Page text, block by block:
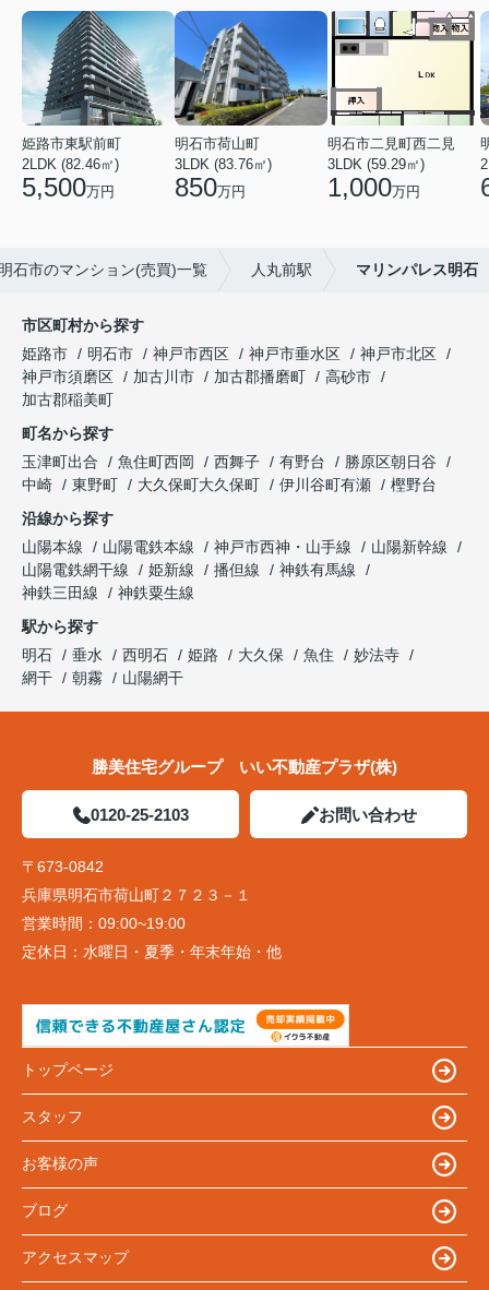
姫路市東駅前町
2LDK (82.46㎡)
5,500万円
明石市荷山町
3LDK (83.76㎡)
850万円
明石市二見町西二見
3LDK (59.29㎡)
1,000万円
石市のマンション(売買)一覧 人丸前駅 マリンパレス明石
市区町村から探す
姫路市
明石市 神戸市西区 神戸市垂水区
神戸市北区
神戸市須磨区
加古川市 加古郡播磨町
高砂市
加古郡稲美町
町名から探す
玉津町出合
魚住町西岡 西舞子 有野台
勝原区朝日谷
中崎
東野町 大久保町大久保町 伊川谷町有瀬
樫野台
沿線から探す
山陽本線
山陽電鉄本線 神戸市西神・山手線
山陽新幹線
山陽電鉄網干線
姫新線 播但線
神鉄有馬線
神鉄三田線
神鉄粟生線
駅から探す
明石
垂水 西明石 姫路 大久保 魚住
妙法寺
網干
朝霧 山陽網干
勝美住宅グループ いい不動産プラザ(株)
0120-25-2103 お問い合わせ
〒673-0842
兵庫県明石市荷山町２７２３－１
営業時間： 09:00~19:00
定休日： 水曜日・夏季・年末年始・他
トップページ
スタッフ
お客様の声
ブログ
アクセスマップ